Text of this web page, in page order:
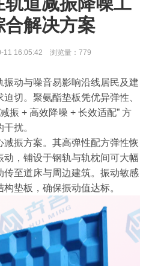
合解决方案
11 16:05:42 浏览量：779
动与噪音易影响沿线居民及建
切。聚氨酯垫板凭优异弹性、
振 + 高效降噪 + 长效适配” 方
扰。
减振方案。其高弹性配方弹性恢
，铺设于钢轨与轨枕间可大幅
传至道床与周边建筑。振动敏感
垫板，确保振动值达标。